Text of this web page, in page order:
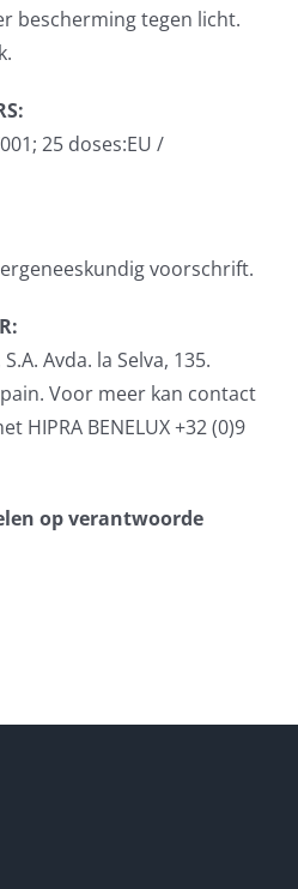
bescherming tegen licht.
25 doses:EU /
voorschrift.
S.A. Avda. la Selva, 135.
Voor meer kan contact
HIPRA BENELUX +32 (0)9
op verantwoorde